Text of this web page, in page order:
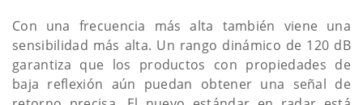
Con una frecuencia más alta también viene una
sensibilidad más alta. Un rango dinámico de 120 dB
garantiza que los productos con propiedades de
baja reflexión aún puedan obtener una señal de